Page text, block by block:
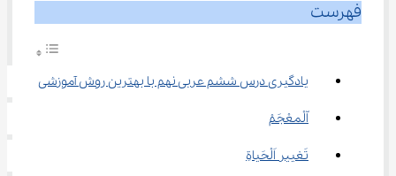
فهرست
یادگیری درس ششم عربی نهم با بهترین روش آموزشی
اّلْمعْجَمْ
تَغییر اَلْحَیاةِ